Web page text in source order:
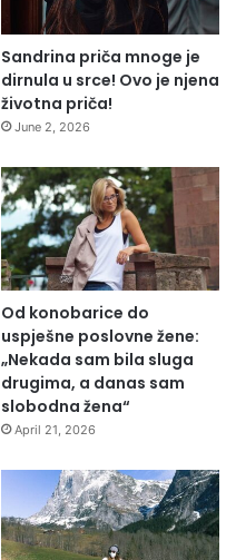
Sandrina priča mnoge je
dirnula u srce! Ovo je njena
životna priča!
June 2, 2026
Od konobarice do
uspješne poslovne žene:
„Nekada sam bila sluga
drugima, a danas sam
slobodna žena“
April 21, 2026